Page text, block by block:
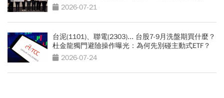
2026-07-21
台泥(1101)、聯電(2303)... 台股7-9月洗盤期買什麼？
杜金龍獨門避險操作曝光：為何先別碰主動式ETF？
2026-07-24